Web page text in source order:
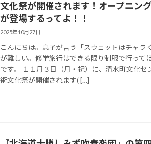
文化祭が開催されます！オープニン
が登場するってよ！！
2025年10月27日
こんにちは。息子が言う「スウェットはチャラ
が難しい。修学旅行はできる限り制服で行って
です。 １１月３日（月・祝）に、清水町文化セ
術文化祭が開催されます( […]